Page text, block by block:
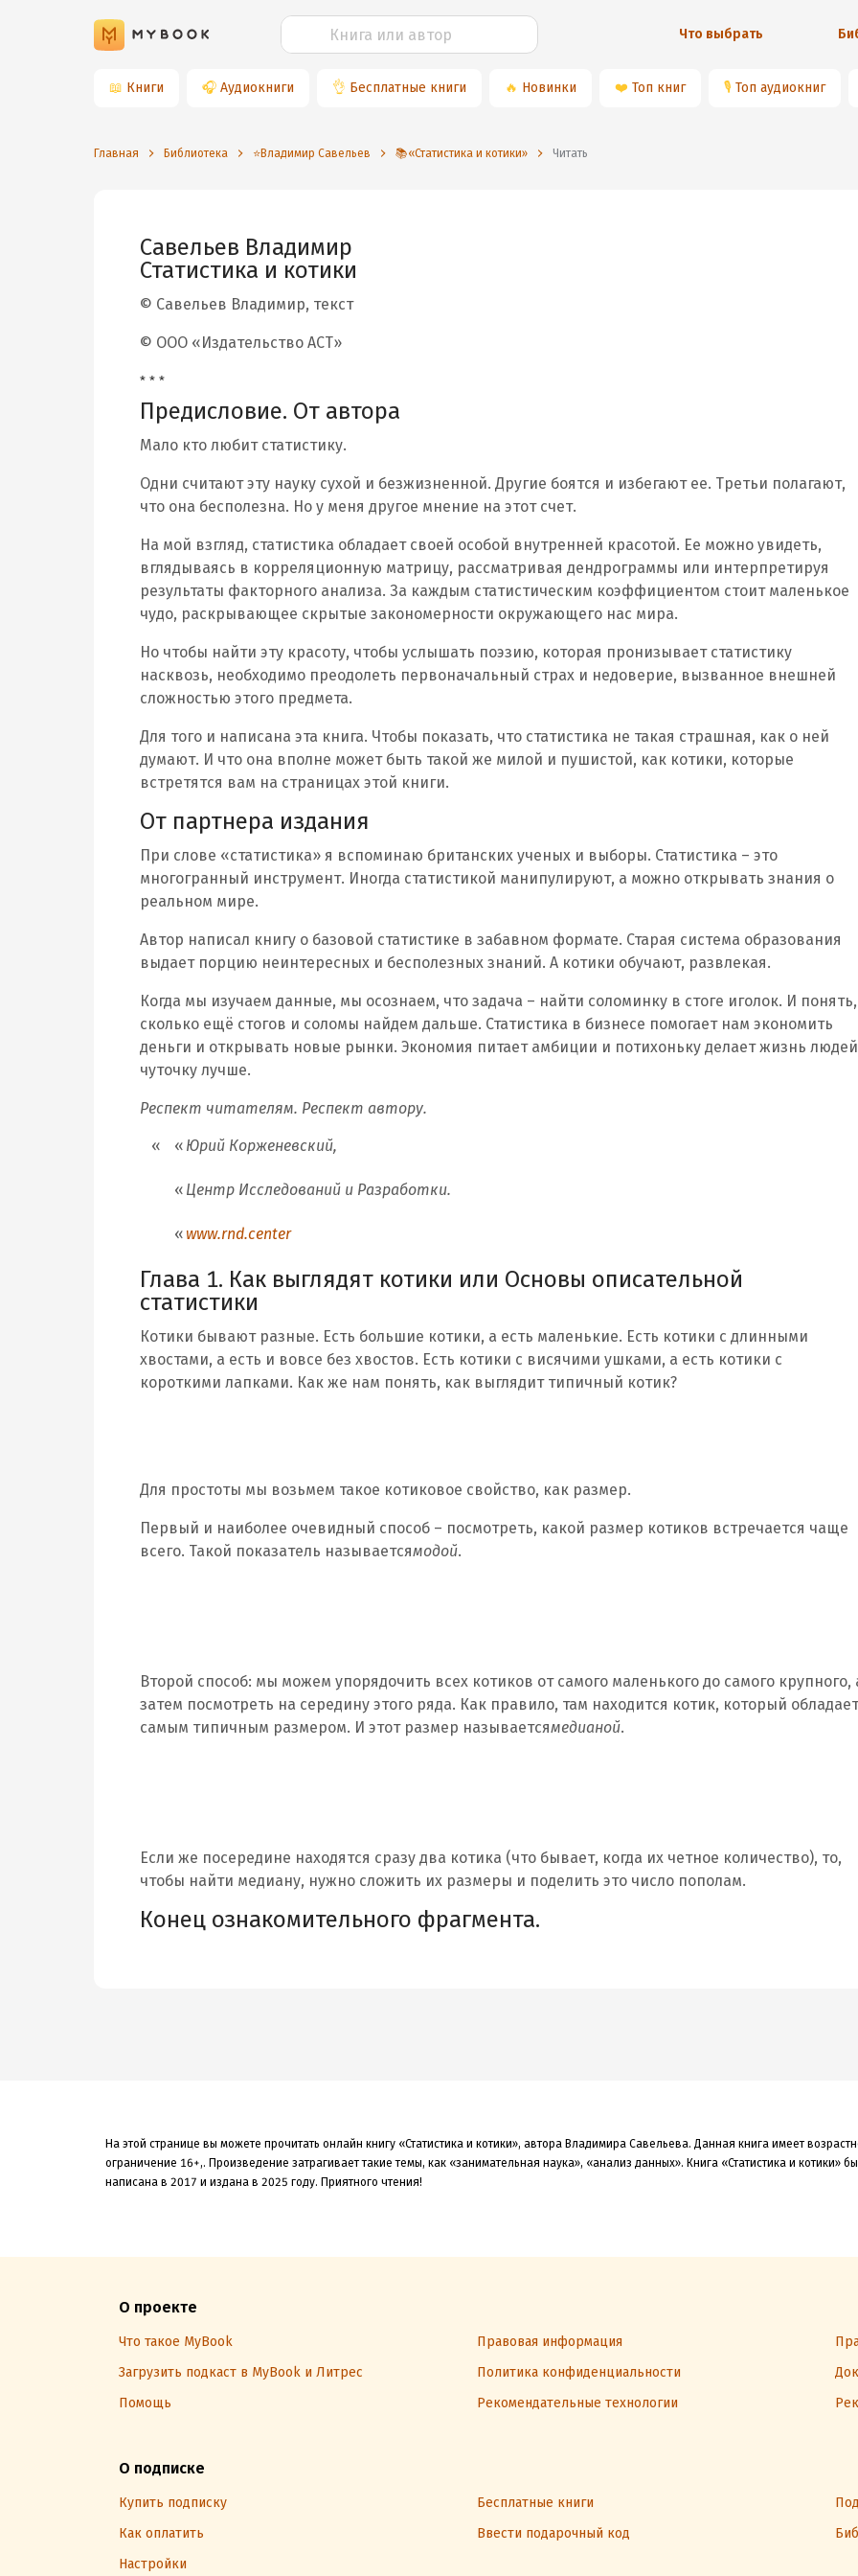
Что выбрать
📖 Книги 🎧 Аудиокниги 👌 Бесплатные книги 🔥 Новинки ❤️ Топ книг 🎙 Топ аудиокниг
Главная Библиотека ⭐️Владимир Савельев 📚«Статистика и котики» Читать
Савельев Владимир
Статистика и котики
© Савельев Владимир, текст
© ООО «Издательство АСТ»
* * *
Предисловие. От автора
Мало кто любит статистику.
Одни считают эту науку сухой и безжизненной. Другие боятся и избегают ее. Третьи полагают,
что она бесполезна. Но у меня другое мнение на этот счет.
На мой взгляд, статистика обладает своей особой внутренней красотой. Ее можно увидеть,
вглядываясь в корреляционную матрицу, рассматривая дендрограммы или интерпретируя
результаты факторного анализа. За каждым статистическим коэффициентом стоит маленькое
чудо, раскрывающее скрытые закономерности окружающего нас мира.
Но чтобы найти эту красоту, чтобы услышать поэзию, которая пронизывает статистику
насквозь, необходимо преодолеть первоначальный страх и недоверие, вызванное внешней
сложностью этого предмета.
Для того и написана эта книга. Чтобы показать, что статистика не такая страшная, как о ней
думают. И что она вполне может быть такой же милой и пушистой, как котики, которые
встретятся вам на страницах этой книги.
От партнера издания
При слове «статистика» я вспоминаю британских ученых и выборы. Статистика – это
многогранный инструмент. Иногда статистикой манипулируют, а можно открывать знания о
реальном мире.
Автор написал книгу о базовой статистике в забавном формате. Старая система образования
выдает порцию неинтересных и бесполезных знаний. А котики обучают, развлекая.
Когда мы изучаем данные, мы осознаем, что задача – найти соломинку в стоге иголок. И понять,
сколько ещё стогов и соломы найдем дальше. Статистика в бизнесе помогает нам экономить
деньги и открывать новые рынки. Экономия питает амбиции и потихоньку делает жизнь людей
чуточку лучше.
Респект читателям. Респект автору.
Юрий Корженевский,
Центр Исследований и Разработки.
www.rnd.center
Глава 1. Как выглядят котики или Основы описательной
статистики
Котики бывают разные. Есть большие котики, а есть маленькие. Есть котики с длинными
хвостами, а есть и вовсе без хвостов. Есть котики с висячими ушками, а есть котики с
короткими лапками. Как же нам понять, как выглядит типичный котик?
Для простоты мы возьмем такое котиковое свойство, как размер.
Первый и наиболее очевидный способ – посмотреть, какой размер котиков встречается чаще
всего. Такой показатель называетсямодой.
Второй способ: мы можем упорядочить всех котиков от самого маленького до самого крупного,
затем посмотреть на середину этого ряда. Как правило, там находится котик, который обладает
самым типичным размером. И этот размер называетсямедианой.
Если же посередине находятся сразу два котика (что бывает, когда их четное количество), то,
чтобы найти медиану, нужно сложить их размеры и поделить это число пополам.
Конец ознакомительного фрагмента.
На этой странице вы можете прочитать онлайн книгу «Статистика и котики», автора Владимира Савельева. Данная книга имеет
ограничение 16+,. Произведение затрагивает такие темы, как «занимательная наука», «анализ данных». Книга «Статистика и котики»
написана в 2017 и издана в 2025 году. Приятного чтения!
О проекте
Что такое MyBook Правовая информация
Загрузить подкаст в MyBook и Литрес
Политика конфиденциальности
Помощь
Рекомендательные технологии
О подписке
Купить подписку Бесплатные книги
Как оплатить
Ввести подарочный код
Настройки